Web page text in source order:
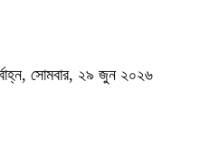
সোমবার, ২৯ জুন ২০২৬